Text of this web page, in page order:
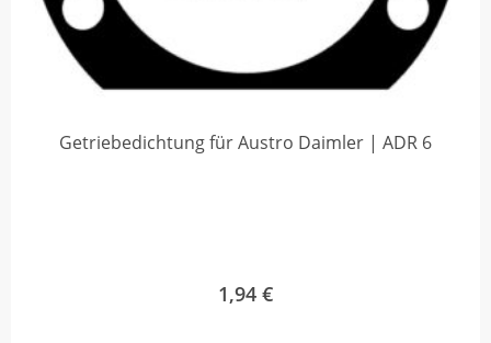
Getriebedichtung für Austro Daimler | ADR 6
1,94 €